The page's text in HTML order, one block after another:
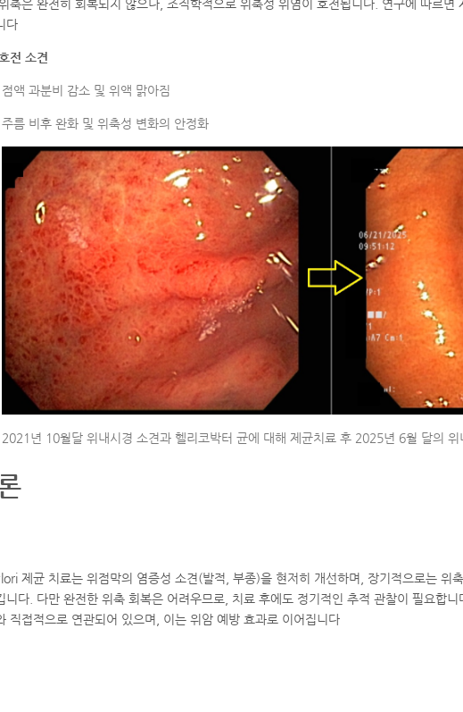
축은 완전히 회복되지 않으나, 조직학적으로 위축성 위염이 호전됩니다 연구에 따르면
다
전 소견
점액 과분비 감소 및 위액 맑아짐
주름 비후 완화 및 위축성 변화의 안정화
2021년 10월달 위내시경 소견과 헬리코박터 균에 대해 제균치료 후 2025년 6월 달의 위
제균 치료는 위점막의 염증성 소견(발적, 부종)을 현저히 개선하며, 장기적으로는 위
니다 다만 완전한 위축 회복은 어려우므로, 치료 후에도 정기적인 추적 관찰이 필요합
직접적으로 연관되어 있으며, 이는 위암 예방 효과로 이어집니다